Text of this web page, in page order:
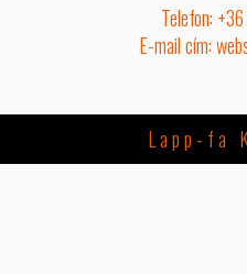
Telefon:
E-mail cím:
Lapp-fa